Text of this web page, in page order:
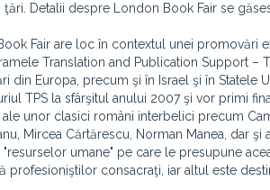
Detalii despre London Book Fair se
Fair are loc în contextul unei promovări
Translation and Publication Support –
din Europa, precum şi în Israel şi în Statele
TPS la sfârşitul anului 2007 şi vor primi
unor clasici români interbelici precum
Mircea Cărtărescu, Norman Manea, dar şi
umane" pe care le presupune
profesioniştilor consacraţi, iar altul este